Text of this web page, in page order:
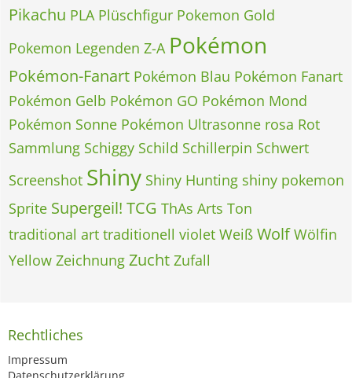
Pikachu PLA Plüschfigur Pokemon Gold
Pokemon Legenden Z-A Pokémon
Pokémon-Fanart Pokémon Blau Pokémon Fanart
Pokémon Gelb Pokémon GO Pokémon Mond
Pokémon Sonne Pokémon Ultrasonne rosa Rot
Sammlung Schiggy Schild Schillerpin Schwert
Screenshot Shiny Shiny Hunting shiny pokemon
Sprite Supergeil! TCG ThAs Arts Ton
traditional art traditionell violet Weiß Wolf Wölfin
Yellow Zeichnung Zucht Zufall
Rechtliches
Impressum